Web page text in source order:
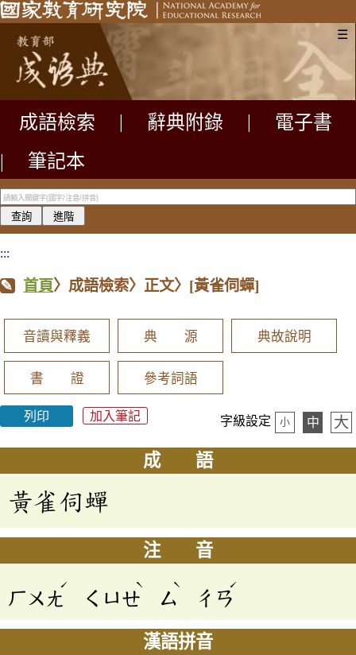
☰
成語檢索 辭典附錄
電子書
|
筆記本
:::
首頁〉成語檢索〉正文〉 [黃雀伺蟬]
音讀與釋義 典 源 典故說明
書 證 參考詞語
列印 加入筆記 字級設定 小 中 大
成 語
黃雀伺蟬
注 音
ㄏㄨㄤ
ˊ
ㄑㄩㄝ
ˋ
ㄙ
ˋ
ㄔㄢ
ˊ
漢語拼音